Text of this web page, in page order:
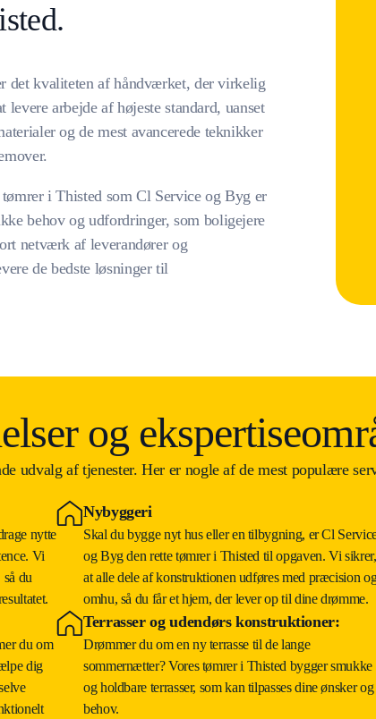
det kvaliteten af håndværket, der virkelig
arbejde af højeste standard, uanset
og de mest avancerede teknikker
i Thisted som Cl Service og Byg er
behov og udfordringer, som boligejere
netværk af leverandører og
de bedste løsninger til
og
udvalg af tjenester. Her er nogle af de mest populære
nytte
Vi
du
Nybyggeri
Skal du bygge nyt hus eller en tilbygning, er Cl
og Byg den rette tømrer i Thisted til opgaven. Vi sikrer,
at alle dele af konstruktionen udføres med præcision
omhu, så du får et hjem, der lever op til dine drømme.
du om
dig
Terrasser og udendørs konstruktioner:
Drømmer du om en ny terrasse til de lange
sommernætter? Vores tømrer i Thisted bygger smukke
og holdbare terrasser, som kan tilpasses dine ønsker og
behov.